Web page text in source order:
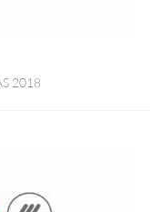
2018